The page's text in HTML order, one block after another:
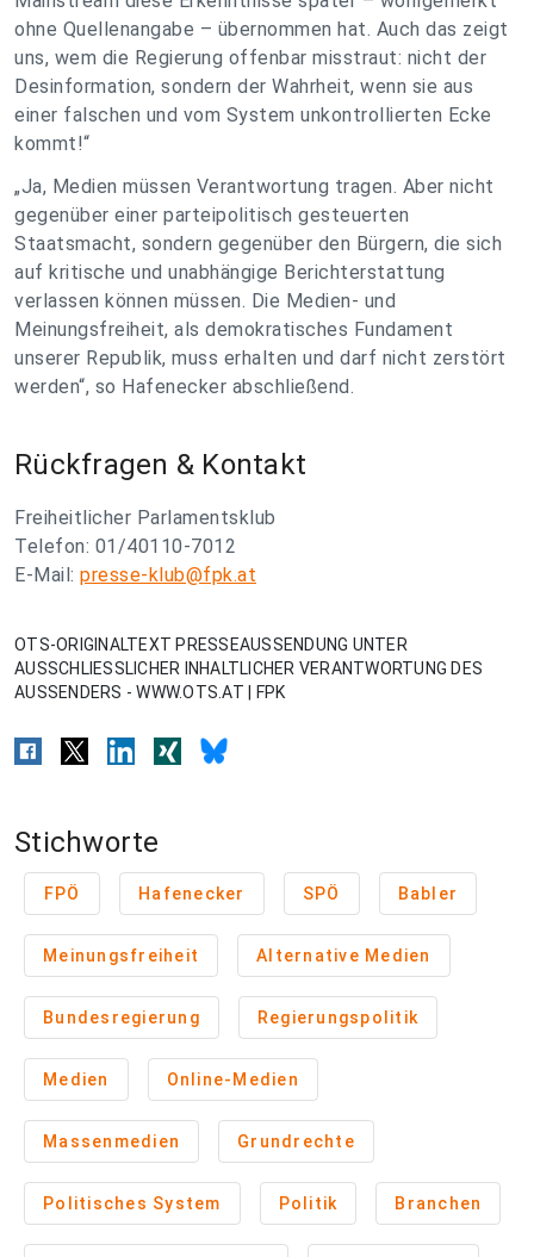
ohne Quellenangabe – übernommen hat. Auch das zeigt
uns, wem die Regierung offenbar misstraut: nicht der
Desinformation, sondern der Wahrheit, wenn sie aus
einer falschen und vom System unkontrollierten Ecke
kommt!“
„Ja, Medien müssen Verantwortung tragen. Aber nicht
gegenüber einer parteipolitisch gesteuerten
Staatsmacht, sondern gegenüber den Bürgern, die sich
auf kritische und unabhängige Berichterstattung
verlassen können müssen. Die Medien- und
Meinungsfreiheit, als demokratisches Fundament
unserer Republik, muss erhalten und darf nicht zerstört
werden“, so Hafenecker abschließend.
Rückfragen & Kontakt
Freiheitlicher Parlamentsklub
Telefon: 01/40110-7012
E-Mail: presse-klub@fpk.at
OTS-ORIGINALTEXT PRESSEAUSSENDUNG UNTER
AUSSCHLIESSLICHER INHALTLICHER VERANTWORTUNG DES
AUSSENDERS - WWW.OTS.AT | FPK
Stichworte
FPÖ Hafenecker SPÖ Babler
Meinungsfreiheit Alternative Medien
Bundesregierung Regierungspolitik
Medien Online-Medien
Massenmedien Grundrechte
Politisches System Politik Branchen